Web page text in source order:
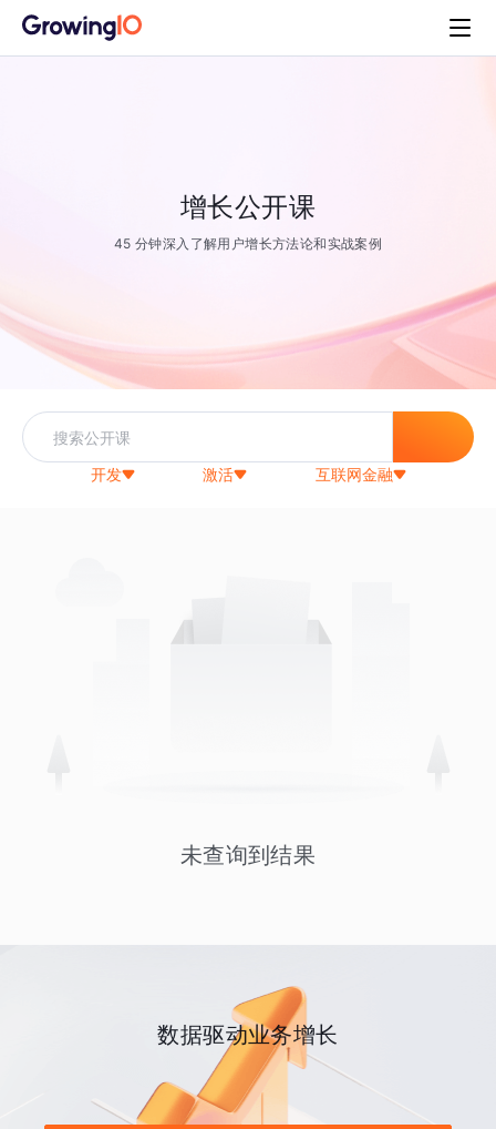
增长公开课
45 分钟深入了解用户增长方法论和实战案例
开发 激活 互联网金融
未查询到结果
数据驱动业务增长